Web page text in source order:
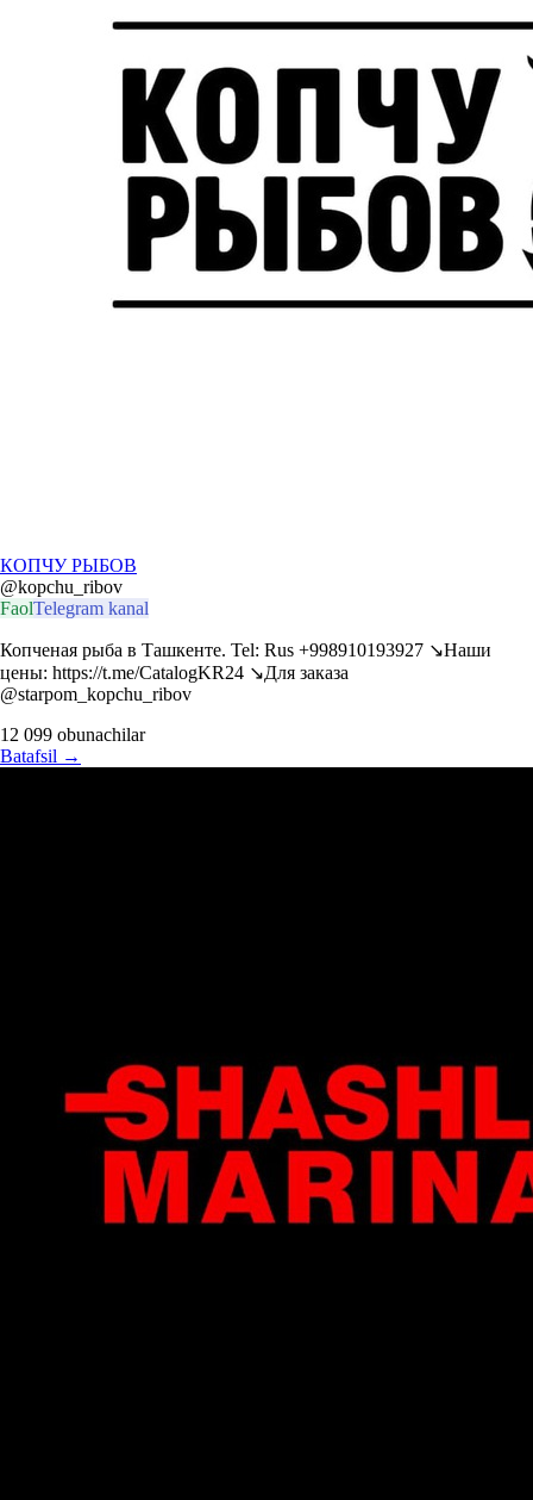
КОПЧУ РЫБОВ
@kopchu_ribov
FaolTelegram kanal
Копченая рыба в Ташкенте. Tel: Rus +998910193927 ↘️Наши
цены: https://t.me/CatalogKR24 ↘️Для заказа
@starpom_kopchu_ribov
12 099 obunachilar
Batafsil →